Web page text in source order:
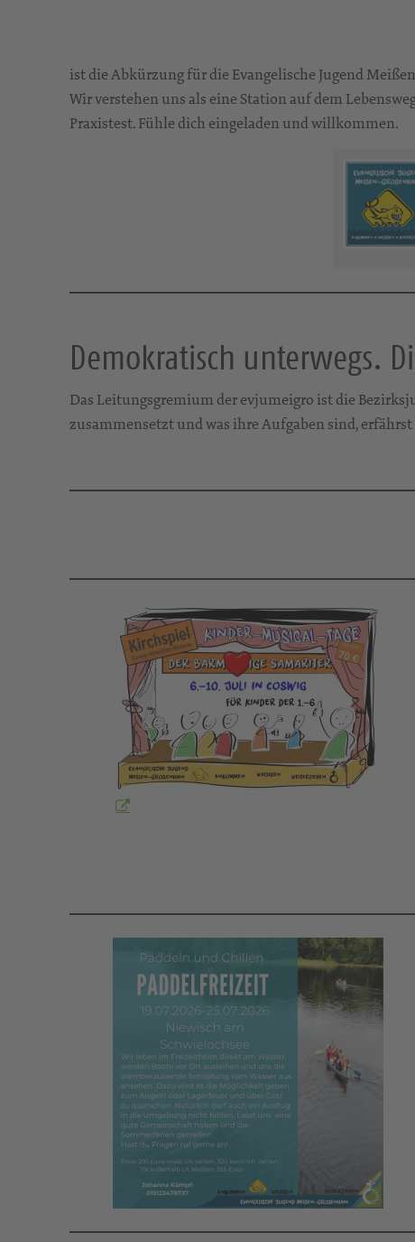
ist die Abkürzung für die Evangelische Jugend
Wir verstehen uns als eine Station auf dem
Praxistest. Fühle dich eingeladen und willkommen.
Demokratisch unterwegs.
Das Leitungsgremium der evjumeigro ist die
zusammensetzt und was ihre Aufgaben sind, erfährst